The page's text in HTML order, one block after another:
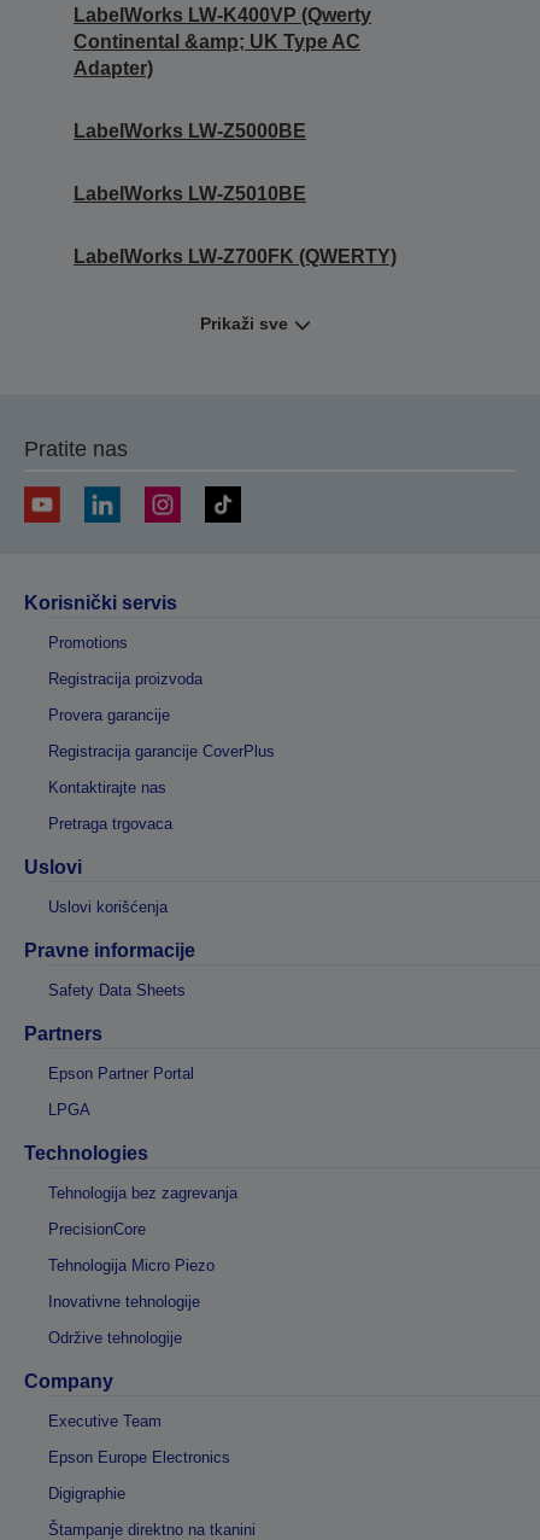
LabelWorks LW-K400VP (Qwerty
Continental &amp; UK Type AC
Adapter)
LabelWorks LW-Z5000BE
LabelWorks LW-Z5010BE
LabelWorks LW-Z700FK (QWERTY)
Prikaži sve
Pratite nas
Korisnički servis
Promotions
Registracija proizvoda
Provera garancije
Registracija garancije CoverPlus
Kontaktirajte nas
Pretraga trgovaca
Uslovi
Uslovi korišćenja
Pravne informacije
Safety Data Sheets
Partners
Epson Partner Portal
LPGA
Technologies
Tehnologija bez zagrevanja
PrecisionCore
Tehnologija Micro Piezo
Inovativne tehnologije
Održive tehnologije
Company
Executive Team
Epson Europe Electronics
Digigraphie
Štampanje direktno na tkanini